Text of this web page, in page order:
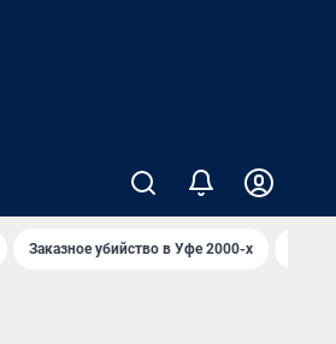
Заказное убийство в Уфе 2000-х